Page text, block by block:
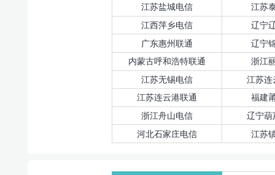
江苏盐城电信
江苏
江西萍乡电信
辽宁
广东惠州联通
辽宁
内蒙古呼和浩特联通
浙江
江苏无锡电信
江苏连
江苏连云港联通
福建
浙江舟山电信
辽宁葫
河北石家庄电信
江苏